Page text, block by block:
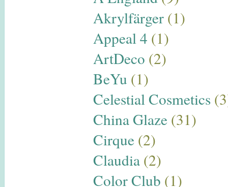
Akrylfärger (1)
Appeal 4 (1)
ArtDeco (2)
BeYu (1)
Celestial Cosmetics
China Glaze (31)
Cirque (2)
Claudia (2)
Color Club (1)